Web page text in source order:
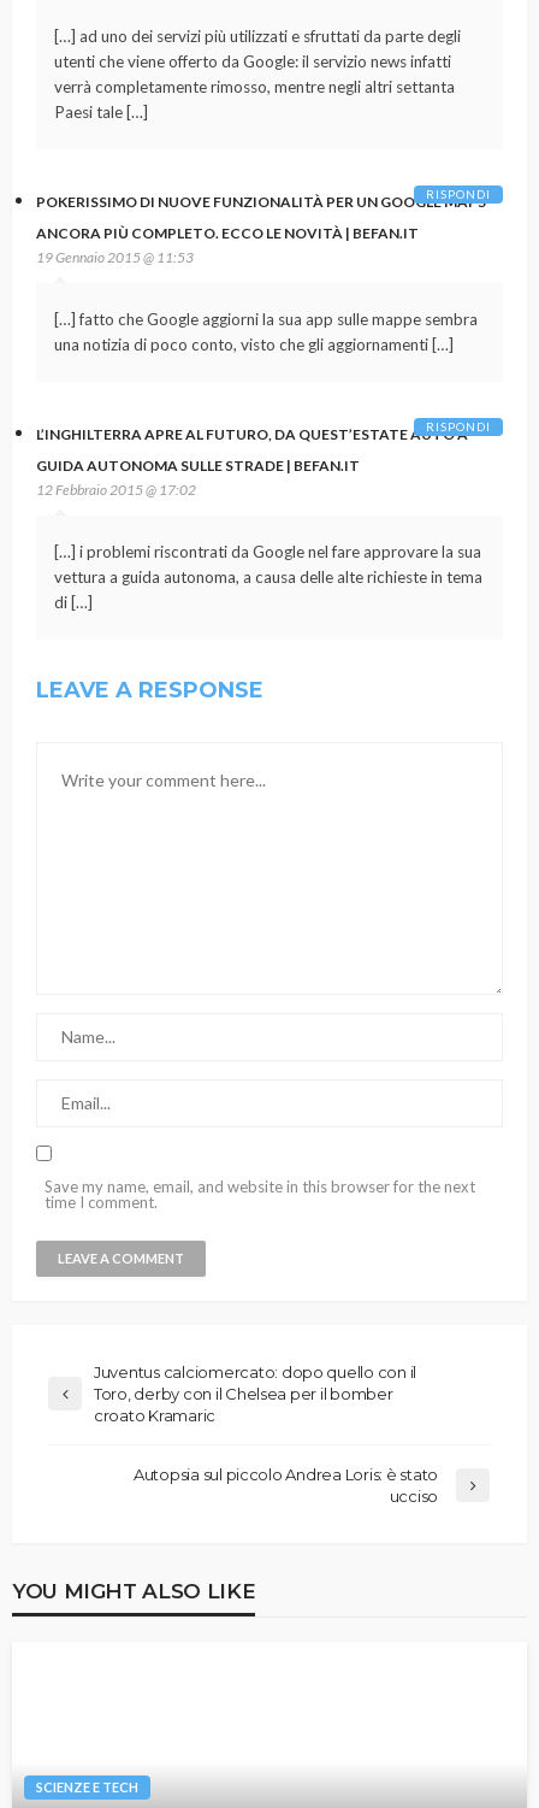
[…] ad uno dei servizi più utilizzati e sfruttati da parte degli
utenti che viene offerto da Google: il servizio news infatti
verrà completamente rimosso, mentre negli altri settanta
Paesi tale […]
POKERISSIMO DI NUOVE FUNZIONALITÀ PER UN GOOGLE MAPS
ANCORA PIÙ COMPLETO. ECCO LE NOVITÀ | BEFAN.IT
19 Gennaio 2015 @ 11:53
[…] fatto che Google aggiorni la sua app sulle mappe sembra
una notizia di poco conto, visto che gli aggiornamenti […]
RISPONDI
L’INGHILTERRA APRE AL FUTURO, DA QUEST’ESTATE AUTO A
GUIDA AUTONOMA SULLE STRADE | BEFAN.IT
12 Febbraio 2015 @ 17:02
[…] i problemi riscontrati da Google nel fare approvare la sua
vettura a guida autonoma, a causa delle alte richieste in tema
di […]
RISPONDI
LEAVE A RESPONSE
Save my name, email, and website in this browser for the next
time I comment.
Juventus calciomercato: dopo quello con il
Toro, derby con il Chelsea per il bomber
croato Kramaric
Autopsia sul piccolo Andrea Loris: è stato
ucciso
YOU MIGHT ALSO LIKE
SCIENZE E TECH